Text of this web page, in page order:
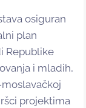
osiguran
plan
Republike
i mladih,
projektima